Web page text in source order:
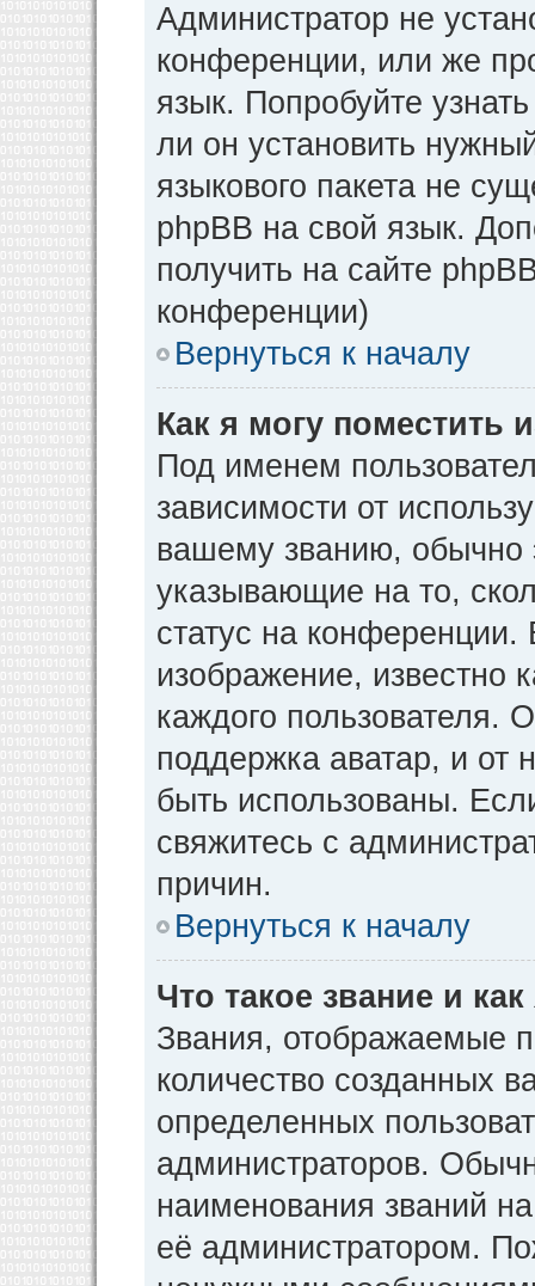
Администратор не
конференции, или же
язык. Попробуйте
ли он установить
языкового пакета не
phpBB на свой язык.
получить на сайте
конференции)
Вернуться к началу
Как я могу поместить
Под именем
зависимости от
вашему званию, обычно
указывающие на то,
статус на
изображение, известно
каждого пользователя.
поддержка аватар, и от
быть использованы.
свяжитесь с
причин.
Вернуться к началу
Что такое звание и
Звания, отображаемые
количество созданных
определенных
администраторов.
наименования званий
её администратором.